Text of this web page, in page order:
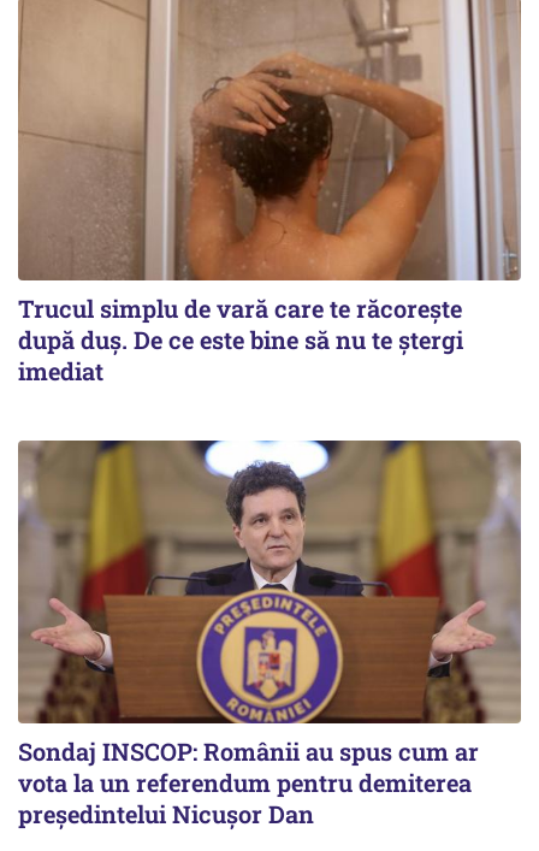
Trucul simplu de vară care te răcorește
după duș. De ce este bine să nu te ștergi
imediat
Sondaj INSCOP: Românii au spus cum ar
vota la un referendum pentru demiterea
președintelui Nicușor Dan